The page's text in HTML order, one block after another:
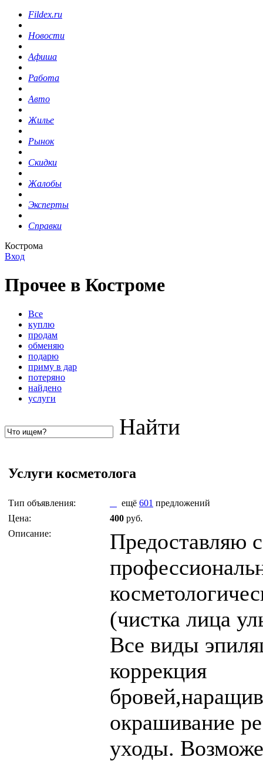
Fildex.ru
Новости
Афиша
Работа
Авто
Жилье
Рынок
Скидки
Жалобы
Эксперты
Справки
Кострома
Вход
Прочее в Костроме
Все
куплю
продам
обменяю
подарю
приму в дар
потеряно
найдено
услуги
Найти
Услуги косметолога
Тип объявления: ещё 601 предложений
Цена:
400 руб.
Описание:
Предоставляю
(чистка лица
Все виды
коррекция
окрашивание
уходы.